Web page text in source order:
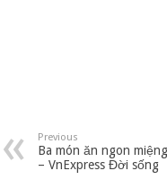
Previous
Ba món ăn ngon
– VnExpress Đời sống